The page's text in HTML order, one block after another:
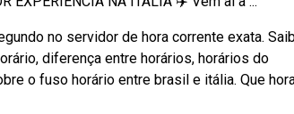
no servidor de hora corrente exata.
diferença entre horários, horários do
o fuso horário entre brasil e itália. Que